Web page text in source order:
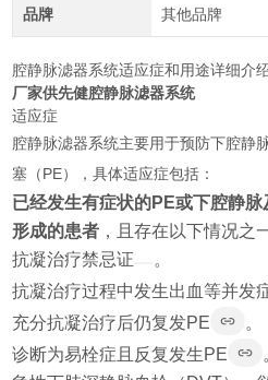
品牌 其他品牌
腔静脉滤器系统适应症和用途详细介
厂家供先健腔静脉滤器系统
适应症
腔静脉滤器系统主要用于预防下腔静
塞（PE），具体适应症包括：
已经发生有症状的PE或下腔静
形成的患者 ，且存在以下情况之
抗凝治疗禁忌证
。
抗凝治疗过程中发生出血等并发
充分抗凝治疗后仍复发PE
。
诊断为易栓症且反复发生PE